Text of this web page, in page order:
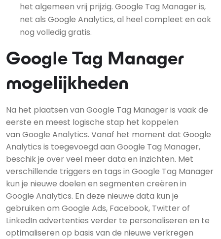
het algemeen vrij prijzig. Google Tag Manager is,
net als Google Analytics, al heel compleet en ook
nog volledig gratis.
Google Tag Manager
mogelijkheden
Na het plaatsen van Google Tag Manager is vaak de
eerste en meest logische stap het koppelen
van Google Analytics. Vanaf het moment dat Google
Analytics is toegevoegd aan Google Tag Manager,
beschik je over veel meer data en inzichten. Met
verschillende triggers en tags in Google Tag Manager
kun je nieuwe doelen en segmenten creëren in
Google Analytics. En deze nieuwe data kun je
gebruiken om Google Ads, Facebook, Twitter of
LinkedIn advertenties verder te personaliseren en te
optimaliseren op basis van de nieuwe verkregen